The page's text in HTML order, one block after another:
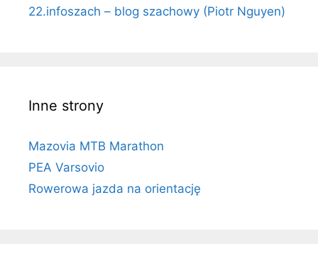
22.infoszach – blog szachowy (Piotr Nguyen)
Inne strony
Mazovia MTB Marathon
PEA Varsovio
Rowerowa jazda na orientację